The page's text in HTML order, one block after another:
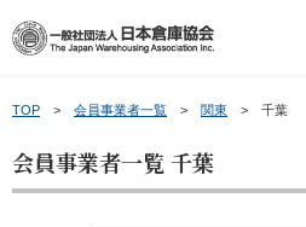
日本倉庫協会について
TOP 会員事業者一覧 関東 千葉
会員事業者一覧 千葉